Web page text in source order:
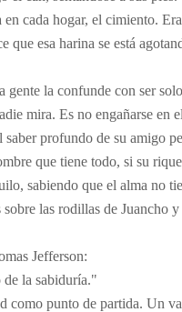
cada hogar, el cimiento.
que esa harina se está
la confunde con ser
mira. Es no engañarse en
saber profundo de su amigo
que tiene todo, si su
sabiendo que el alma no
las rodillas de
Jefferson:
la sabiduría."
punto de partida. Un